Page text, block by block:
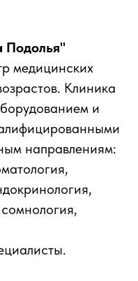
Подолья"
медицинских
Клиника
и
направлениям: